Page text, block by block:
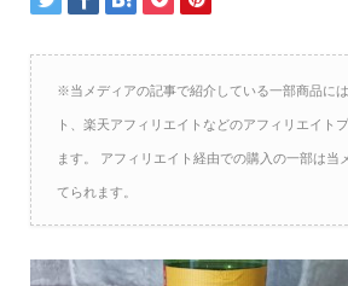
※当メディアの記事で紹介している一部商品に
ト、楽天アフィリエイトなどのアフィリエイト
ます。 アフィリエイト経由での購入の一部は当
てられます。